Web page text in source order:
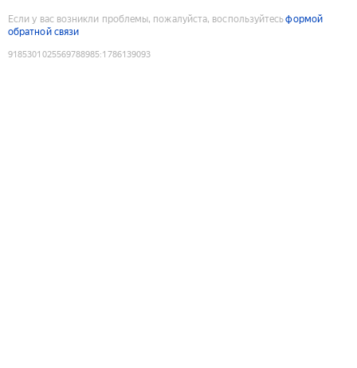
Если у вас возникли проблемы, пожалуйста, воспользуйтесьформой
обратной связи
9185301025569788985:1786139093